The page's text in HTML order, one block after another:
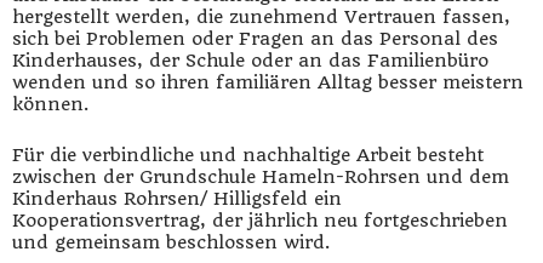
hergestellt werden, die zunehmend Vertrauen fassen,
sich bei Problemen oder Fragen an das Personal des
Kinderhauses, der Schule oder an das Familienbüro
wenden und so ihren familiären Alltag besser meistern
können.
Für die verbindliche und nachhaltige Arbeit besteht
zwischen der Grundschule Hameln-Rohrsen und dem
Kinderhaus Rohrsen/ Hilligsfeld ein
Kooperationsvertrag, der jährlich neu fortgeschrieben
und gemeinsam beschlossen wird.